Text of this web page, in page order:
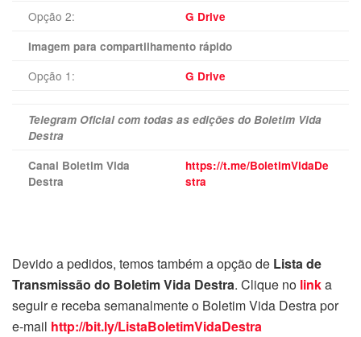
Opção 2:
G Drive
Imagem para compartilhamento rápido
Opção 1: G Drive
Telegram Oficial com todas as edições do Boletim Vida
Destra
Canal Boletim Vida
Destra
https://t.me/BoletimVidaDe
stra
Devido a pedidos, temos também a opção de Lista de
Transmissão do Boletim Vida Destra. Clique no linka
seguir e receba semanalmente o Boletim Vida Destra por
e-mail http://bit.ly/ListaBoletimVidaDestra